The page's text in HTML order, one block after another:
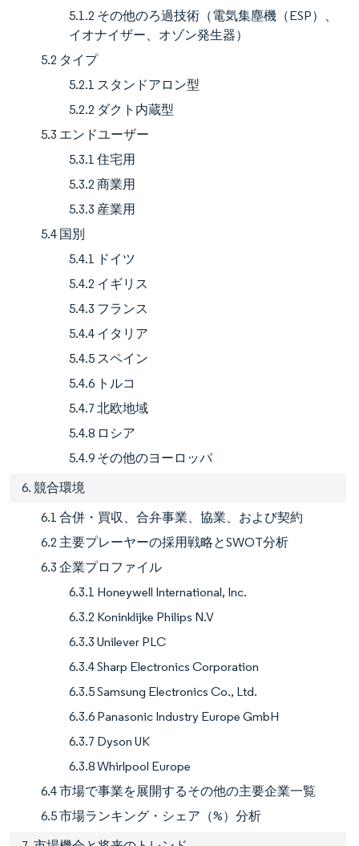
5.1.2 その他のろ過技術（電気集塵機（ESP）、
イオナイザー、オゾン発生器）
5.2 タイプ
5.2.1 スタンドアロン型
5.2.2 ダクト内蔵型
5.3 エンドユーザー
5.3.1 住宅用
5.3.2 商業用
5.3.3 産業用
5.4 国別
5.4.1 ドイツ
5.4.2 イギリス
5.4.3 フランス
5.4.4 イタリア
5.4.5 スペイン
5.4.6 トルコ
5.4.7 北欧地域
5.4.8 ロシア
5.4.9 その他のヨーロッパ
6. 競合環境
6.1 合併・買収、合弁事業、協業、および契約
6.2 主要プレーヤーの採用戦略とSWOT分析
6.3 企業プロファイル
6.3.1 Honeywell International, Inc.
6.3.2 Koninklijke Philips N.V
6.3.3 Unilever PLC
6.3.4 Sharp Electronics Corporation
6.3.5 Samsung Electronics Co., Ltd.
6.3.6 Panasonic Industry Europe GmbH
6.3.7 Dyson UK
6.3.8 Whirlpool Europe
6.4 市場で事業を展開するその他の主要企業一覧
6.5 市場ランキング・シェア（%）分析